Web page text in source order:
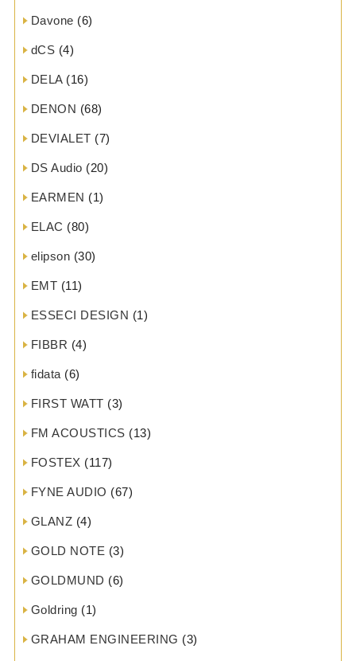
Davone (6)
dCS (4)
DELA(16)
DENON (68)
DEVIALET (7)
DS Audio (20)
EARMEN (1)
ELAC (80)
elipson (30)
EMT (11)
ESSECI DESIGN (1)
FIBBR (4)
fidata (6)
FIRST WATT (3)
FM ACOUSTICS (13)
FOSTEX (117)
FYNE AUDIO (67)
GLANZ (4)
GOLD NOTE (3)
GOLDMUND (6)
Goldring (1)
GRAHAM ENGINEERING (3)